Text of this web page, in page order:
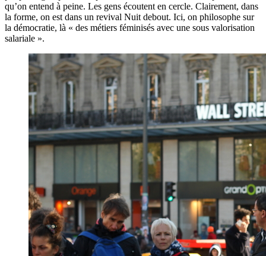
qu’on entend à peine. Les gens écoutent en cercle. Clairement, dans
la forme, on est dans un revival Nuit debout. Ici, on philosophe sur
la démocratie, là « des métiers féminisés avec une sous valorisation
salariale ».